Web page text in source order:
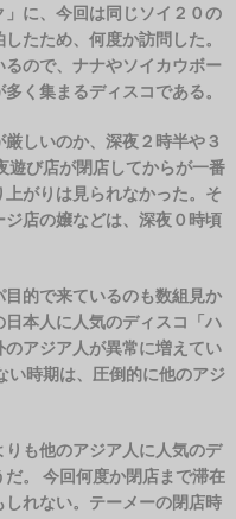
に、今回は同じソイ２０の
たため、何度か訪問した。
ので、ナナやソイカウボー
く集まるディスコである。
しいのか、深夜２時半や３
遊び店が閉店してからが一番
がりは見られなかった。そ
店の嬢などは、深夜０時頃
的で来ているのも数組見か
本人に人気のディスコ「ハ
アジア人が異常に増えてい
い時期は、圧倒的に他のアジ
も他のアジア人に人気のデ
。 今回何度か閉店まで滞在
れない。テーメーの閉店時